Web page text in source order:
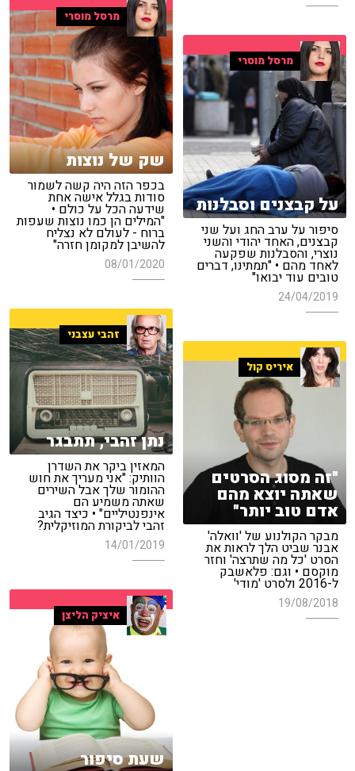
מרסל מוסרי
שק של נוצות
בכפר הזה היה קשה לשמור
סודות בגלל אישה אחת
שידעה הכל על כולם •
"המילים הן כמו נוצות שעפות
ברוח - לעולם לא נצליח
להשיבן למקומן חזרה"
08/01/2020
מרסל מוסרי
על קבצנים וסבלנות
סיפור על ערב החג ועל שני
קבצנים, האחד יהודי והשני
נוצרי, והסבלנות שפקעה
לאחד מהם • "תמתינו, דברים
טובים עוד יבואו"
24/04/2019
זהבי עצבני
נתן זהבי, תתבגר
המאזין ביקר את השדרן
הוותיק: "אני מעריך את חוש
ההומור שלך אבל השירים
שאתה משמיע הם
אינפנטיליים" • כיצד הגיב
זהבי לביקורת המוזיקלית?
14/01/2019
איריס קול
"זה מסוג הסרטים
שאתה יוצא מהם
אדם טוב יותר"
מבקר הקולנוע של 'וואלה'
אבנר שביט הלך לראות את
הסרט 'כל מה שתרצה' וחזר
מוקסם • וגם: פלאשבק
ל-2016 ולסרט 'מודי'
19/08/2018
איציק הליצן
שעת סיפור